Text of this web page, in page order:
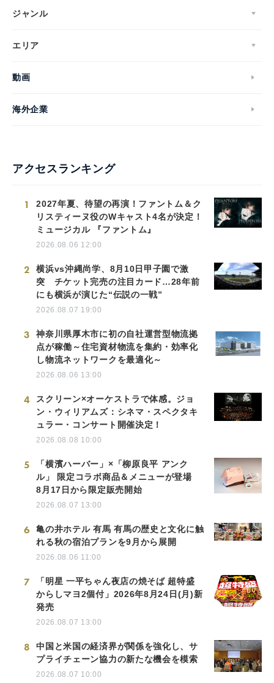
ジャンル
エリア
動画
海外企業
アクセスランキング
1
2027年夏、待望の再演！ファントム＆ク
リスティーヌ役のWキャスト4名が決定！
ミュージカル 『ファントム』
2026.08.06 12:00
2
横浜vs沖縄尚学、8月10日甲子園で激
突 チケット完売の注目カード…28年前
にも横浜が演じた“伝説の一戦”
2026.08.07 19:00
3
神奈川県厚木市に初の自社運営型物流拠
点が稼働～住宅資材物流を集約・効率化
し物流ネットワークを最適化～
2026.08.06 13:00
4
スクリーン×オーケストラで体感。ジョ
ン・ウィリアムズ：シネマ・スペクタキ
ュラー・コンサート開催決定！
2026.08.08 10:00
5
「横濱ハーバー」×「柳原良平 アンク
ル」 限定コラボ商品＆メニューが登場
8月17日から限定販売開始
2026.08.07 13:00
6
亀の井ホテル 有馬 有馬の歴史と文化に触
れる秋の宿泊プランを9月から展開
2026.08.06 11:00
7
「明星 一平ちゃん夜店の焼そば 超特盛
からしマヨ2個付」2026年8月24日(月)新
発売
2026.08.07 13:00
8
中国と米国の経済界が関係を強化し、サ
プライチェーン協力の新たな機会を模索
2026.08.07 10:00